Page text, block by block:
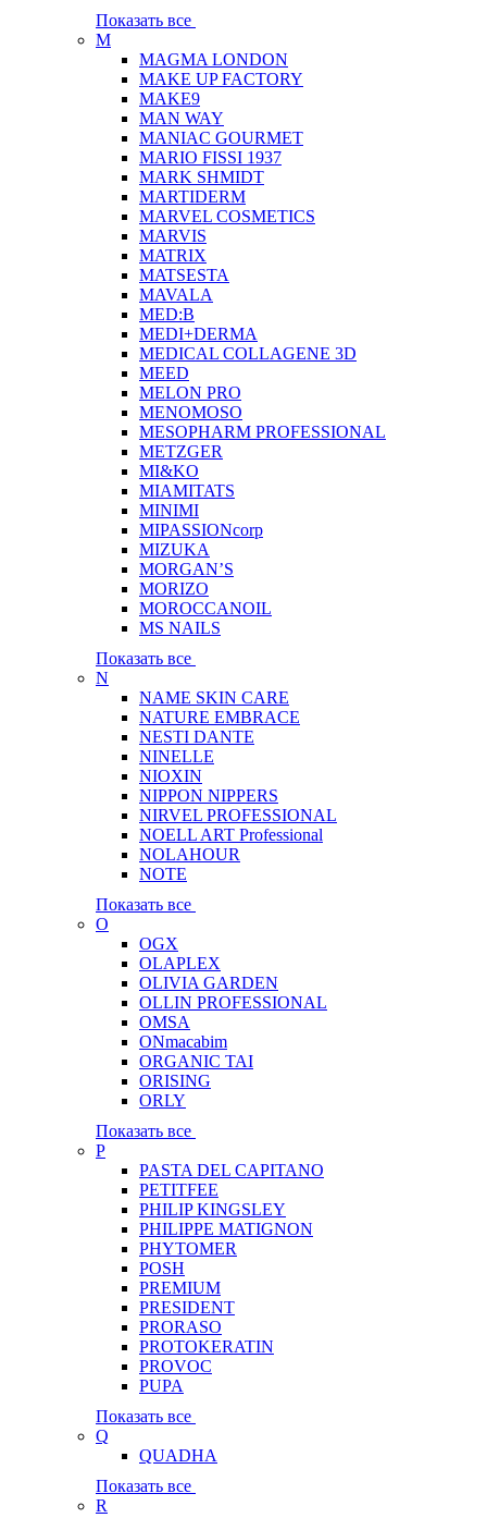
Показать все
M
MAGMA LONDON
MAKE UP FACTORY
MAKE9
MAN WAY
MANIAC GOURMET
MARIO FISSI 1937
MARK SHMIDT
MARTIDERM
MARVEL COSMETICS
MARVIS
MATRIX
MATSESTA
MAVALA
MED:B
MEDI+DERMA
MEDICAL COLLAGENE 3D
MEED
MELON PRO
MENOMOSO
MESOPHARM PROFESSIONAL
METZGER
MI&KO
MIAMITATS
MINIMI
MIPASSIONcorp
MIZUKA
MORGAN’S
MORIZO
MOROCCANOIL
MS NAILS
Показать все
N
NAME SKIN CARE
NATURE EMBRACE
NESTI DANTE
NINELLE
NIOXIN
NIPPON NIPPERS
NIRVEL PROFESSIONAL
NOELL ART Professional
NOLAHOUR
NOTE
Показать все
O
OGX
OLAPLEX
OLIVIA GARDEN
OLLIN PROFESSIONAL
OMSA
ONmacabim
ORGANIC TAI
ORISING
ORLY
Показать все
P
PASTA DEL CAPITANO
PETITFEE
PHILIP KINGSLEY
PHILIPPE MATIGNON
PHYTOMER
POSH
PREMIUM
PRESIDENT
PRORASO
PROTOKERATIN
PROVOC
PUPA
Показать все
Q
QUADHA
Показать все
R